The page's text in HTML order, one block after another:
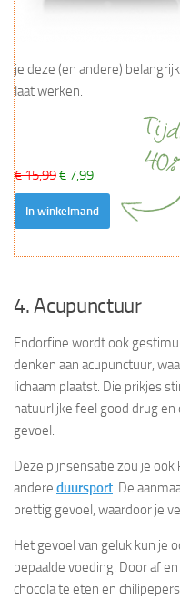
je deze (en andere)
laat werken.
€ 15,99€ 7,99
In winkelmand
4. Acupunctuur
Endorfine wordt ook
denken aan acupunctuur,
lichaam plaatst. Die prikjes
natuurlijke feel good drug
gevoel.
Deze pijnsensatie zou je
andere duursport. De
prettig gevoel, waardoor je
Het gevoel van geluk kun je
bepaalde voeding. Door af
chocola te eten en